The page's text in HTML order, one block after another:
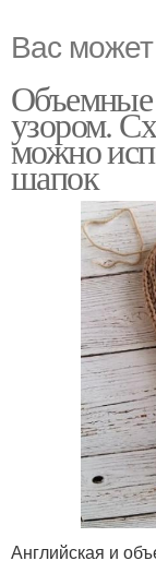
Вас
узором.
можно
шапок
Английская и